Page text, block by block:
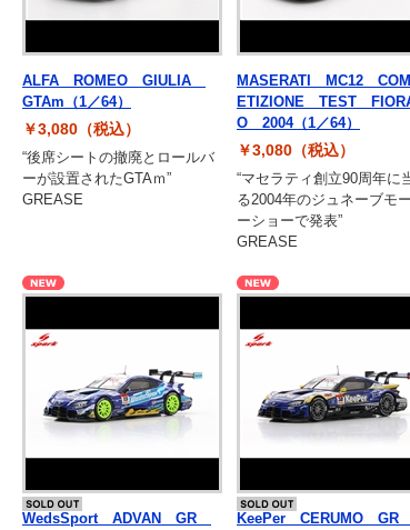
ALFA ROMEO GIULIA
GTAm（1／64）
￥3,080（税込）
“後席シートの撤廃とロールバ
ーが設置されたGTAｍ”
GREASE
MASERATI MC12
ETIZIONE TEST
O 2004（1／64）
￥3,080（税込）
“マセラティ創立90周年に
る2004年のジュネーブモ
ーショーで発表”
GREASE
WedsSport ADVAN GR
KeePer CERUMO GR